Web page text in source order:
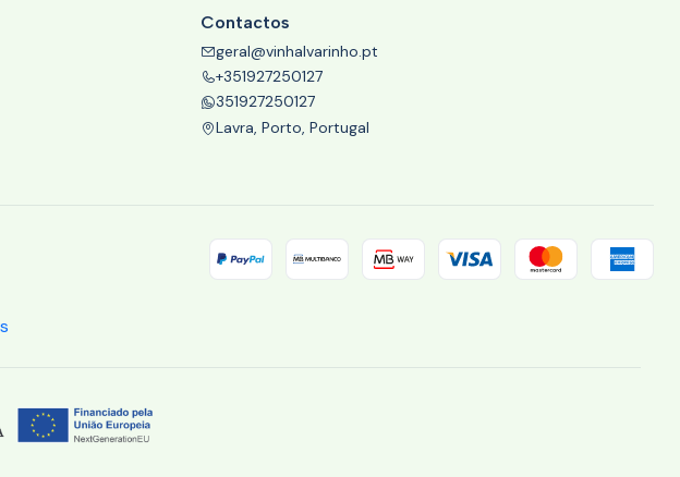
Contactos
geral@vinhalvarinho.pt
+351927250127
351927250127
Lavra, Porto, Portugal